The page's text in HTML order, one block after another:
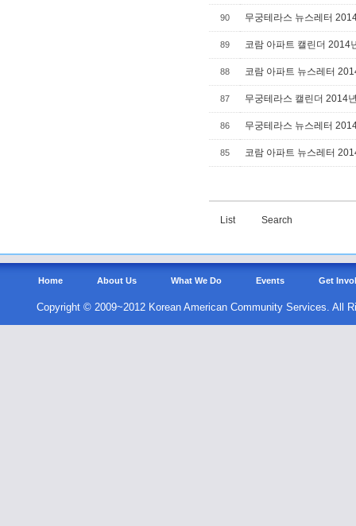
90 무궁테라스 뉴스레터
89 코람 아파트 캘린더 2014
88 코람 아파트 뉴스레터
87 무궁테라스 캘린더 2014
86 무궁테라스 뉴스레터
85 코람 아파트 뉴스레터
List Search
Home About Us What We Do Events Get
Copyright © 2009~2012 Korean American Community Services. All